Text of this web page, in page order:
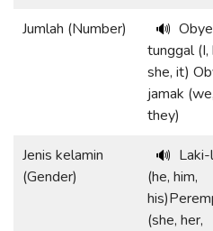
Jumlah (Number) 🔊
tunggal (I,
she, it)
jamak
they)
Jenis kelamin
(Gender)
🔊
(he, him,
(she, her,